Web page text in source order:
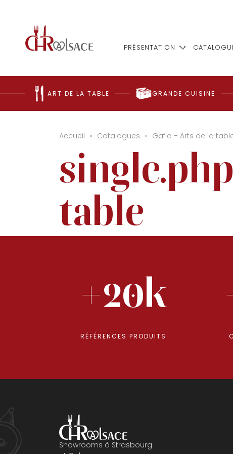
PRÉSENTATION
ART DE LA TABLE GRANDE CUISINE
Accueil » Catalogues » Gafic – Arts de la
table
+20k
RÉFÉRENCES PRODUITS
Showrooms à Strasbourg